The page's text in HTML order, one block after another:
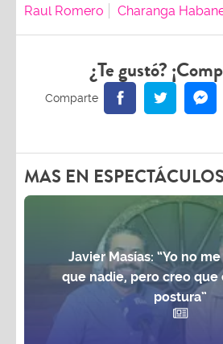
Raul Romero Charanga
¿Te gustó?
MAS EN ESPECTÁCULOS
Javier Masías: “Yo no
que nadie, pero creo que
postura”